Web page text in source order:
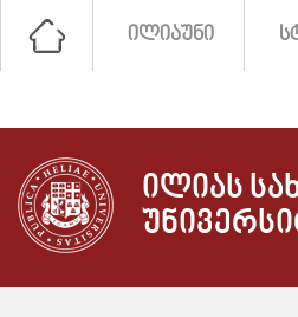
ᲘᲚᲘᲐᲣᲜᲘ
ᲘᲚᲘᲐᲡ